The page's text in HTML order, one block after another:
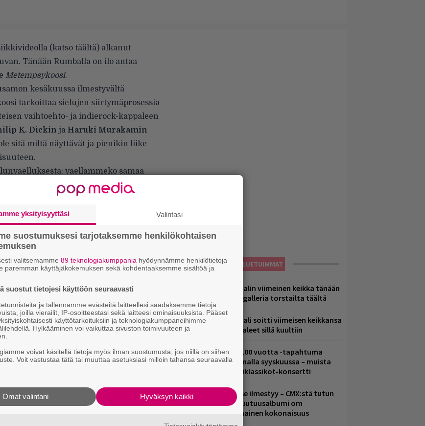
(katso täältä) alkanut
Tänään Rumballa on ilo antaa
Metempsykoosi.
kesäkuussa ilmestyvältä
tarkoittaa sielujen siirtymäprosessia
vaihtoehto- ja indierock-kappaleen
K. Dickin ja Haruki Murakamin
sitä miltä näyttävät ja pienikin liike
vaellammeko samaa
jossa päädytään aina siihen
alkunsa. Vaikkaolomuoto olisi eri,
huolimatta, toiveikas ja keväinen.
toivoa?” Kuusamo mietiskelee.
LUETUIMMAT
Eppu Normaalin viimeinen keikka tänään
– katso kuvagalleria torstailta täältä
Eppu Normaali soitti viimeisen keikkansa
– nämä kappaleet sillä kuultiin
Valtava Yle 100 vuotta -tapahtuma
Veikkaus Arenalla syyskuussa – muista
myös metalliklassikot-konsertti
Huomenna se ilmestyy – CMX:stä tutun
A.W. Yrjänän uutuusalbumi om
mammuttimainen kokonaisuus
yksityisyyttäsi Valintasi
suostumuksesi tarjotaksemme henkilökohtaisen
valitsemamme 89 teknologiakumppania hyödynnämme henkilötietoja
paremman käyttäjäkokemuksen sekä kohdentaaksemme sisältöä ja
suostut tietojesi käyttöön seuraavasti
ja tallennamme evästeitä laitteellesi saadaksemme tietoja
joilla vierailit, IP-osoitteestasi sekä laitteesi ominaisuuksista. Pääset
käyttötarkoituksiin ja teknologiakumppaneihimme
Hylkääminen voi vaikuttaa sivuston toimivuuteen ja
voivat käsitellä tietoja myös ilman suostumusta, jos niillä on siihen
Voit vastustaa tätä tai muuttaa asetuksiasi milloin tahansa seuraavalla
Hyväksyn kaikki
Omat valintani